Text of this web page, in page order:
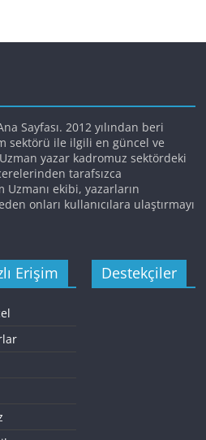
Sayfası. 2012 yılından beri
sektörü ile ilgili en güncel ve
yazar kadromuz sektördeki
tarafsızca
Uzmanı ekibi, yazarların
onları kullanıcılara ulaştırmayı
Erişim Destekçiler